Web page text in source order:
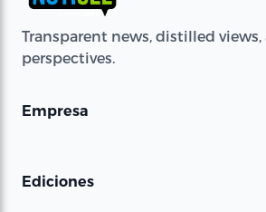
Transparent news, distilled
perspectives.
Empresa
Ediciones